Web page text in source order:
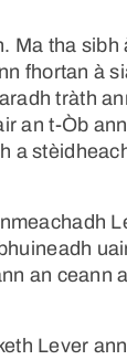
Ma tha sibh
fhortan à
tràth
an t-Òb
a
an ceann
Lever